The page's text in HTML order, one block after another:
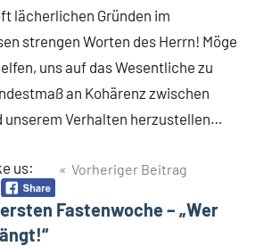
lächerlichen Gründen im
strengen Worten des Herrn! Möge
uns auf das Wesentliche zu
an Kohärenz zwischen
unserem Verhalten herzustellen…
us: Vorheriger Beitrag
Fastenwoche – „Wer